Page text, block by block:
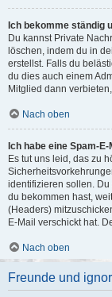
Ich bekomme ständig
Du kannst Private
löschen, indem du in
erstellst. Falls du
du dies auch einem
Mitglied dann
Nach oben
Ich habe eine Spam-
Es tut uns leid, das zu
identifizieren sollen. Du
du bekommen hast,
(Headers)
E-Mail verschickt hat.
Nach oben
Freunde und